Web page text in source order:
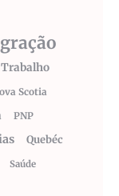
Trabalho
Scotia
PNP
Quebéc
Saúde